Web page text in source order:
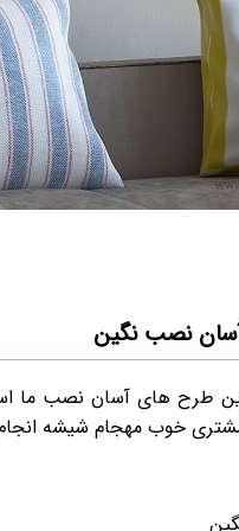
نصب نگین
طرح های آسان نصب ما
خوب مهجام شیشه